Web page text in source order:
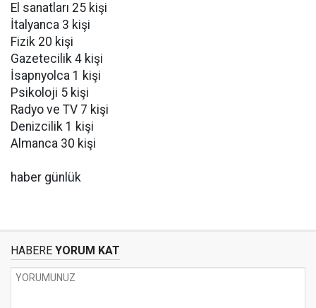
El sanatları 25 kişi
İtalyanca 3 kişi
Fizik 20 kişi
Gazetecilik 4 kişi
İsapnyolca 1 kişi
Psikoloji 5 kişi
Radyo ve TV 7 kişi
Denizcilik 1 kişi
Almanca 30 kişi
haber günlük
HABERE YORUM KAT